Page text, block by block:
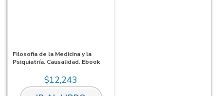
Filosofía de la Medicina y la
Psiquiatría. Causalidad. Ebook
$12,243